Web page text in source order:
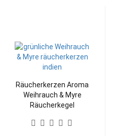
Räucherkerzen Aroma
Weihrauch & Myre
Räucherkegel